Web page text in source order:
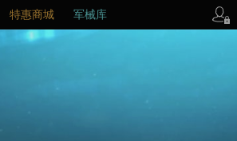
特惠商城 军械库